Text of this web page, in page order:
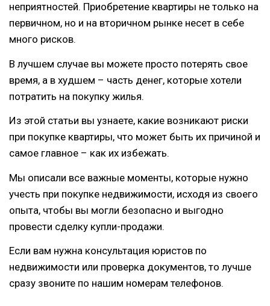
неприятностей. Приобретение квартиры не только на
первичном, но и на вторичном рынке несет в себе
много рисков.
В лучшем случае вы можете просто потерять свое
время, а в худшем – часть денег, которые хотели
потратить на покупку жилья.
Из этой статьи вы узнаете, какие возникают риски
при покупке квартиры, что может быть их причиной и
самое главное – как их избежать.
Мы описали все важные моменты, которые нужно
учесть при покупке недвижимости, исходя из своего
опыта, чтобы вы могли безопасно и выгодно
провести сделку купли-продажи.
Если вам нужна консультация юристов по
недвижимости или проверка документов, то лучше
сразу звоните по нашим номерам телефонов.